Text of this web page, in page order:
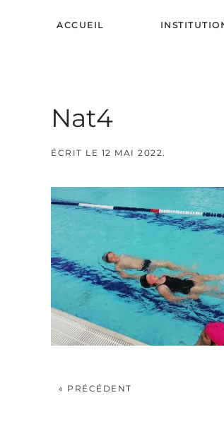
ACCUEIL
Nat4
ÉCRIT LE 12 MAI 2022.
« PRÉCÉDENT